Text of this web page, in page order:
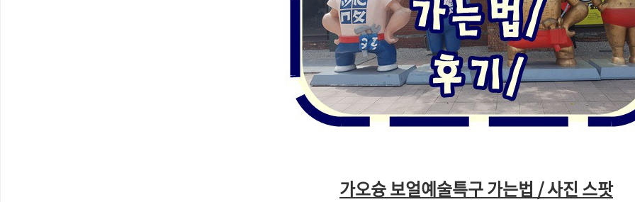
가오슝 보얼예술특구 가는법 / 사진 스팟